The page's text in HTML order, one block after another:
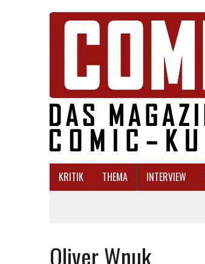
KRITIK THEMA INTERVIEW
Oliver Wnuk